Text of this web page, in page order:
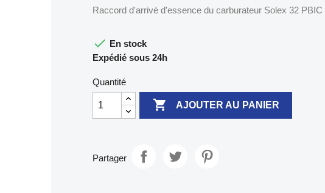
Raccord d'arrivé d'essence du carburateur Solex 32
 En stock
Expédié sous 24h
Quantité
 AJOUTER AU PANIER
Partager